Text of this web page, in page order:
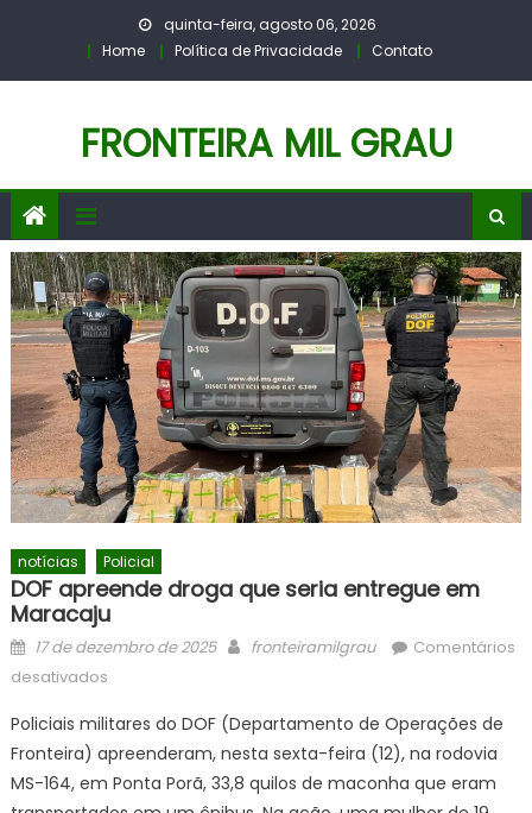
quinta-feira, agosto 06, 2026
Home
Política de Privacidade Contato
FRONTEIRA MIL GRAU
notícias Policial
DOF apreende droga que seria entregue em
Maracaju
Posted
on
17 de dezembro de 2025 Author
fronteiramilgrau
Comentários
desativadosem
apreende
droga
que
Policiais militares do DOF (Departamento de Operações de
Fronteira) apreenderam, nesta sexta-feira (12), na rodovia
MS-164, em Ponta Porã, 33,8 quilos de maconha que eram